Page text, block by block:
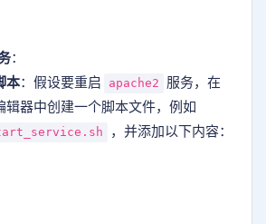
：
本：假设要重启 apache2
服务，在
辑器中创建一个脚本文件，例如
，并添加以下内容：